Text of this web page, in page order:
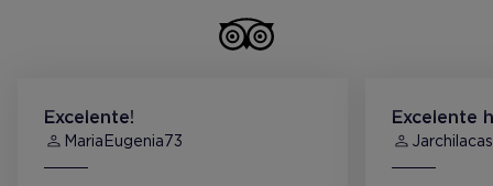
Col·labora amb la Fundació Trinijove en la
inserció laboral amb contractes de
Excelente!
MariaEugenia73
Excelente